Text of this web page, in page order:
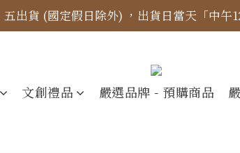
示更新】異象出版品-價格標示更新為原價
出貨 (國定假日除外) ，出貨日當天「中午
示更新】異象出版品-價格標示更新為原價，
文創禮品 嚴選品牌 - 預購商品